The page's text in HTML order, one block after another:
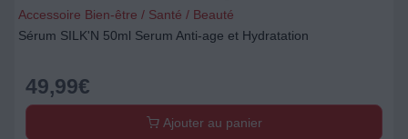
Accessoire Bien-être / Santé / Beauté
Sérum SILK'N 50ml Serum Anti-age et Hydratation
49,99€
Ajouter au panier